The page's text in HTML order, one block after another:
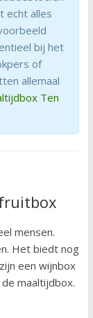
echt alles
bij het
of
allemaal
Ten
mensen.
Het biedt nog
een wijnbox
maaltijdbox.